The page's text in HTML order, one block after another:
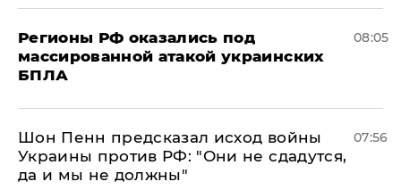
Регионы РФ оказались под
массированной атакой украинских
БПЛА
08:05
Шон Пенн предсказал исход войны
Украины против РФ: "Они не сдадутся,
да и мы не должны"
07:56